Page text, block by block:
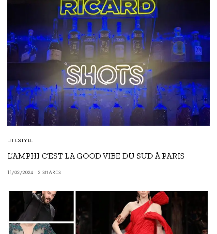
LIFESTYLE
L’AMPHI C’EST LA GOOD VIBE DU SUD À PARIS
11/02/2024 2 SHARES